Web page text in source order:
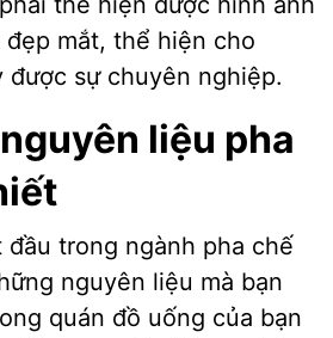
mắt, thể hiện cho
được sự chuyên nghiệp.
liệu pha
đầu trong ngành pha chế
nguyên liệu mà bạn
quán đồ uống của bạn